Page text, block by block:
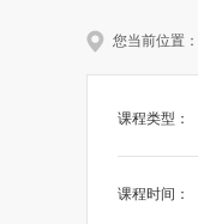
您当前位置：
课程类型：
课程时间：